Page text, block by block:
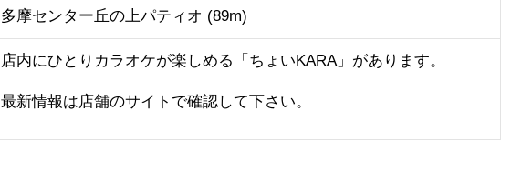
多摩センター丘の上パティオ (89m)
店内にひとりカラオケが楽しめる「ちょいKARA」があります。
最新情報は店舗のサイトで確認して下さい。